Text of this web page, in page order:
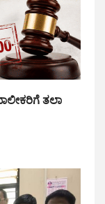
ತಲಾ